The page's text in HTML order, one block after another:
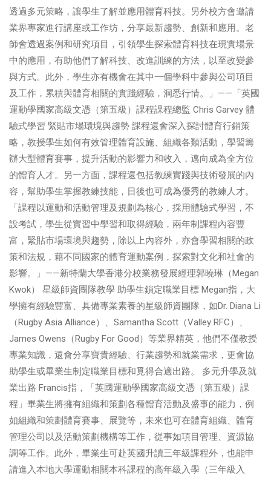
透過多元策略，讓學生了解並應用體育科技。另外校方會邀請
業界專家進行講座或工作坊，分享最新趨勢、創新和應用。老
師會透過案例和研究項目，引領學生探索體育科技在現實場景
中的應用，有助他們了解科技、改進訓練的方法，以至改變參
與方式。此外，學生亦有機會在其中一個學科中參與公司項目
及工作，累積與體育相關的實踐經驗，洞悉行情。」——「英國
運動學國家高級文憑（第五級）課程課程總監 Chris Garvey 體
驗式學習 緊貼市場環境與趨勢 課程還會深入探討體育行銷策
略，教授學生如何有效管理體育設施、組織各類活動，學習籌
辦大型體育賽事，提升活動的影響力和收入，邁向成為全方位
的體育人才。另一方面，課程還包括教練實踐與技術發展的內
容，幫助學生掌握教練技能，日後也可成為優秀的教練人才。
「課程以運動和活動管理及規劃為核心，採用體驗式學習，不
設考試，學生從實習中學習和取得經驗，兩年制課程內容豐
富，緊貼市場環境與趨勢，除以上內容外，亦會學習相關的政
策和法規，藉不同國家的體育運動案例，探索對文化和社會的
影響。」——新特蘭大學香港分校業務發展經理郭曉琳（Megan
Kwok） 星級師資團隊教學 助學生鎖定職業目標 Megan指，大
學擁有經驗豐富、具備專業素養的星級師資團隊，如Dr. Diana Li
（Rugby Asia Alliance）、Samantha Scott（Valley RFC）、
James Owens（Rugby For Good）等業界精英，他們不僅教授
專業知識，還會分享寶貴經驗、行業趨勢和就業需求，更會協
助學生或畢業生制定職業目標和覓得合適出路。 多元升學及就
業出路 Francis指，「英國運動學國家高級文憑（第五級）課
程」畢業生將擁有組織和策劃各種體育活動及盛事的能力，例
如組織和策劃體育賽事、展覽等，未來也可在體育組織、體育
管理公司以及活動策劃機構等工作，從事如項目管理、資源協
調等工作。此外，畢業生可赴英國升讀三年級課程外，也能申
請進入本地大學運動相關本科課程的高年級入學（三年級入